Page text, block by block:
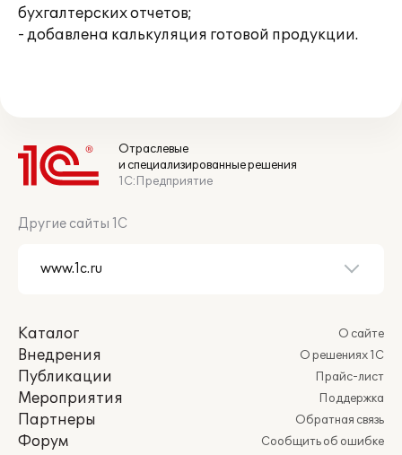
бухгалтерских отчетов;
- добавлена калькуляция готовой продукции.
Отраслевые
и специализированные решения
1С:Предприятие
Другие сайты 1С
Каталог
Внедрения
Публикации
Мероприятия
Партнеры
Форум
О сайте
О решениях 1С
Прайс-лист
Поддержка
Обратная связь
Сообщить об ошибке